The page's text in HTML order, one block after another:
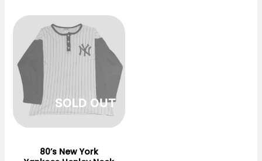
在庫切れ
80’s New York